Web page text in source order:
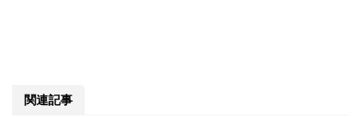
関連記事